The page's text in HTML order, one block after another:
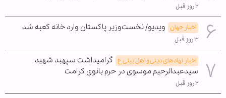
۲ روز قبل
اخبار جهان ویدیو/ نخست‌وزیر پاکستان وارد خانه کعبه شد
۳ روز قبل
اخبار نهادهای دینی و اهل بیتی ع گرامیداشت سپهبد شهید
سیدعبدالرحیم موسوی در حرم بانوی کرامت
۲ روز قبل